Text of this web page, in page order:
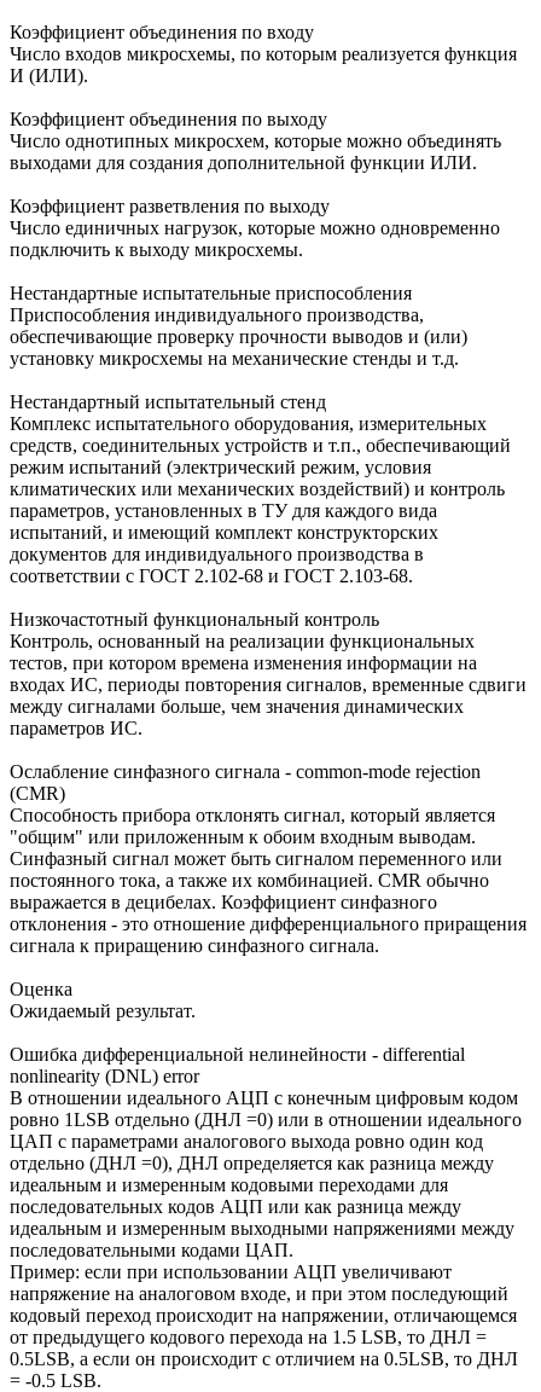
Коэффициент объединения по входу
Число входов микросхемы, по которым реализуется функция
И (ИЛИ).
Коэффициент объединения по выходу
Число однотипных микросхем, которые можно объединять
выходами для создания дополнительной функции ИЛИ.
Коэффициент разветвления по выходу
Число единичных нагрузок, которые можно одновременно
подключить к выходу микросхемы.
Нестандартные испытательные приспособления
Приспособления индивидуального производства,
обеспечивающие проверку прочности выводов и (или)
установку микросхемы на механические стенды и т.д.
Нестандартный испытательный стенд
Комплекс испытательного оборудования, измерительных
средств, соединительных устройств и т.п., обеспечивающий
режим испытаний (электрический режим, условия
климатических или механических воздействий) и контроль
параметров, установленных в ТУ для каждого вида
испытаний, и имеющий комплект конструкторских
документов для индивидуального производства в
соответствии с ГОСТ 2.102-68 и ГОСТ 2.103-68.
Низкочастотный функциональный контроль
Контроль, основанный на реализации функциональных
тестов, при котором времена изменения информации на
входах ИС, периоды повторения сигналов, временные сдвиги
между сигналами больше, чем значения динамических
параметров ИС.
Ослабление синфазного сигнала - common-mode rejection
(CMR)
Способность прибора отклонять сигнал, который является
"общим" или приложенным к обоим входным выводам.
Синфазный сигнал может быть сигналом переменного или
постоянного тока, а также их комбинацией. CMR обычно
выражается в децибелах. Коэффициент синфазного
отклонения - это отношение дифференциального приращения
сигнала к приращению синфазного сигнала.
Оценка
Ожидаемый результат.
Ошибка дифференциальной нелинейности - differential
nonlinearity (DNL) error
В отношении идеального АЦП с конечным цифровым кодом
ровно 1LSB отдельно (ДНЛ =0) или в отношении идеального
ЦАП с параметрами аналогового выхода ровно один код
отдельно (ДНЛ =0), ДНЛ определяется как разница между
идеальным и измеренным кодовыми переходами для
последовательных кодов АЦП или как разница между
идеальным и измеренным выходными напряжениями между
последовательными кодами ЦАП.
Пример: если при использовании АЦП увеличивают
напряжение на аналоговом входе, и при этом последующий
кодовый переход происходит на напряжении, отличающемся
от предыдущего кодового перехода на 1.5 LSB, то ДНЛ =
0.5LSB, а если он происходит с отличием на 0.5LSB, то ДНЛ
= -0.5 LSB.